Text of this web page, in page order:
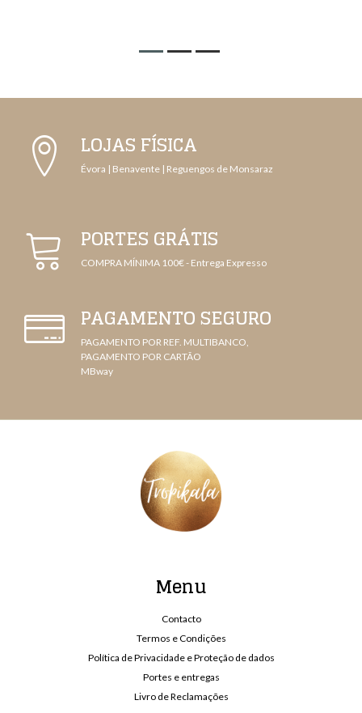
LOJAS FÍSICA
Évora | Benavente | Reguengos de Monsaraz
PORTES GRÁTIS
COMPRA MÍNIMA 100€ - Entrega Expresso
PAGAMENTO SEGURO
PAGAMENTO POR REF. MULTIBANCO,
PAGAMENTO POR CARTÃO
MBway
Menu
Contacto
Termos e Condições
Política de Privacidade e Proteção de dados
Portes e entregas
Livro de Reclamações